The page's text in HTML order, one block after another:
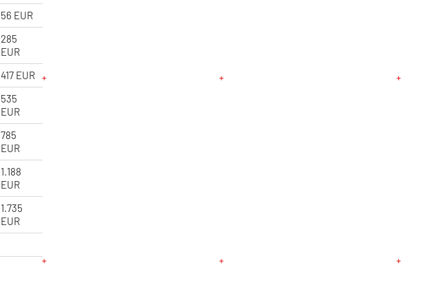
56 EUR
285
EUR
417 EUR
535
EUR
785
EUR
1.188
EUR
1.735
EUR